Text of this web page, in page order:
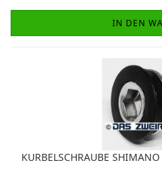
IN DEN
KURBELSCHRAUBE